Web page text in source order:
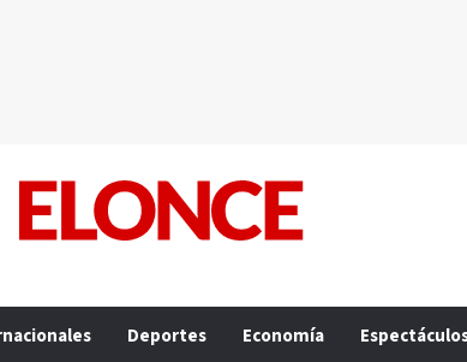
Deportes Economía